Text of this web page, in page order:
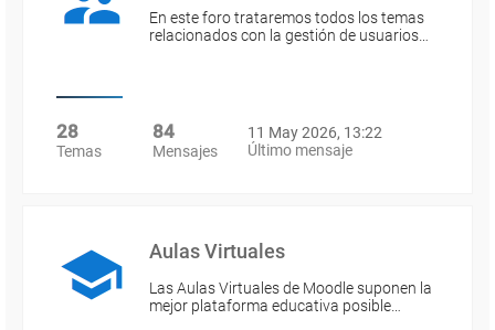
En este foro trataremos todos los temas
relacionados con la gestión de usuarios…
28
Temas
84
Mensajes
11 May 2026, 13:22
Último mensaje
Aulas Virtuales
Las Aulas Virtuales de Moodle suponen la
mejor plataforma educativa posible…